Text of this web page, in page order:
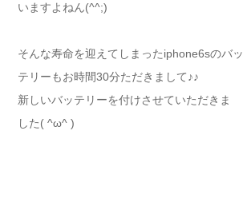
いますよねん(^^;)
そんな寿命を迎えてしまったiphone6sのバッ
テリーもお時間30分ただきまして♪♪
新しいバッテリーを付けさせていただきま
した( ^ω^ )